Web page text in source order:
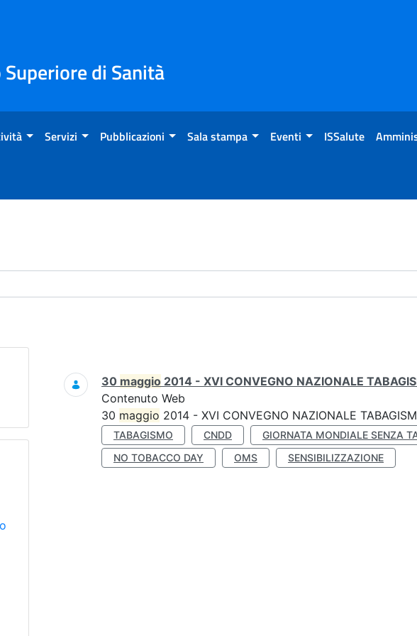
di Sanità
Servizi Pubblicazioni Sala stampa Eventi ISSalute
- Eventi
Ricerca
30 maggio 2014 - XVI CONVEGNO NAZIONALE
Contenuto Web
30 maggio 2014 - XVI CONVEGNO NAZIONALE
TABAGISMO CNDD GIORNATA MONDIALE SENZA
NO TOBACCO DAY
OMS SENSIBILIZZAZIONE